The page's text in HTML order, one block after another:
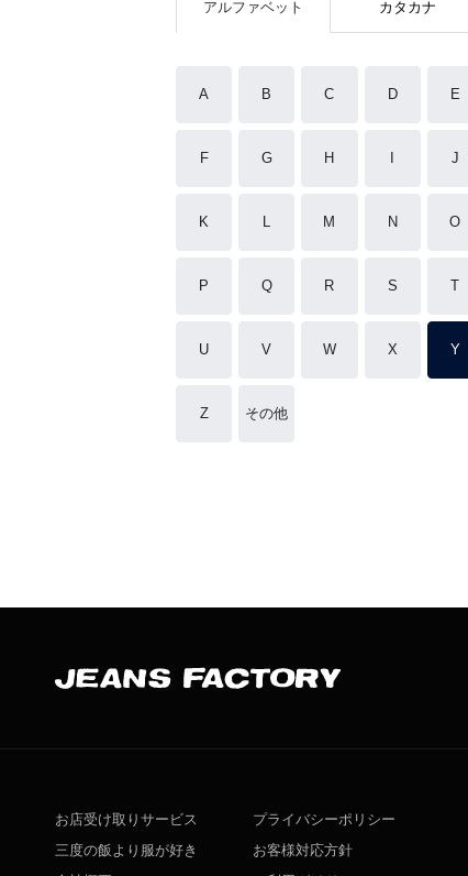
アルファベット カタカナ
A B C D E
F G H J
K L M N O
P Q R S T
U V W X Y
Z その他
お店受け取りサービス
三度の飯より服が好き
プライバシーポリシー
お客様対応方針